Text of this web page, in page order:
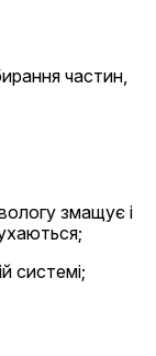
частин,
змащує і
системі;